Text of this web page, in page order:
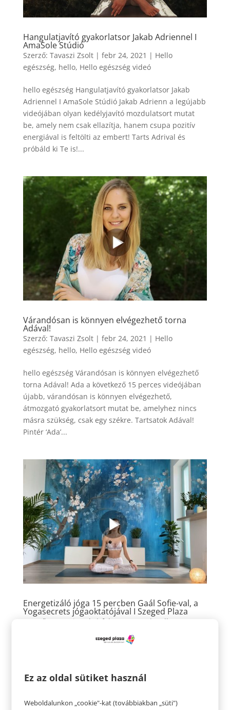
Hangulatjavító gyakorlatsor Jakab Adriennel I
AmaSole Stúdió
Szerző: Tavaszi Zsolt| febr 24, 2021 | Hello
egészség, hello, Hello egészség videó
hello egészség Hangulatjavító gyakorlatsor Jakab
Adriennel I AmaSole Stúdió Jakab Adrienn a legújabb
videójában olyan kedélyjavító mozdulatsort mutat
be, amely nem csak ellazítja, hanem csupa pozitív
energiával is feltölti az embert! Tarts Adrival és
próbáld ki Te is!...
Várandósan is könnyen elvégezhető torna
Adával!
Szerző: Tavaszi Zsolt| febr 24, 2021 | Hello
egészség, hello, Hello egészség videó
hello egészség Várandósan is könnyen elvégezhető
torna Adával! Ada a következő 15 perces videójában
újabb, várandósan is könnyen elvégezhető,
átmozgató gyakorlatsort mutat be, amelyhez nincs
másra szükség, csak egy székre. Tartsatok Adával!
Pintér ‘Ada’...
Energetizáló jóga 15 percben Gaál Sofie-val, a
Yogasecrets jógaoktatójával I Szeged Plaza
Szerző: Tavaszi Zsolt | febr 22, 2021 |
Hello
Hello egészség videó
Plaza Frissítsd fel magad ezzel a 15 perces
élvezd a pozitív hatásait! Nincs másra szükséged,
Ez az oldal sütiket használ
Weboldalunkon „cookie"-kat (továbbiakban „süti")